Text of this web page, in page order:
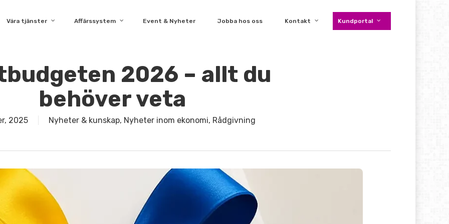
Våra tjänster Affärssystem Event & Nyheter Jobba hos oss Kontakt Kundportal
2026 – allt du
behöver veta
2025 Nyheter & kunskap, Nyheter inom ekonomi, Rådgivning